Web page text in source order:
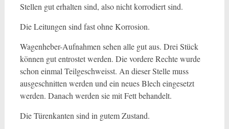
Stellen gut erhalten sind, also nicht korrodiert sind.
Die Leitungen sind fast ohne Korrosion.
Wagenheber-Aufnahmen sehen alle gut aus. Drei Stück
können gut entrostet werden. Die vordere Rechte wurde
schon einmal Teilgeschweisst. An dieser Stelle muss
ausgeschnitten werden und ein neues Blech eingesetzt
werden. Danach werden sie mit Fett behandelt.
Die Türenkanten sind in gutem Zustand.